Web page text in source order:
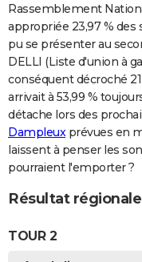
FORUM
Bricolage
Rassemblement
appropriée 23,97 % des
pu se présenter au
DELLI (Liste d'union à
conséquent décroché
arrivait à 53,99 %
détache lors des
Dampleuxprévues en
laissent à penser les
pourraient l'emporter ?
Résultat
TOUR 2